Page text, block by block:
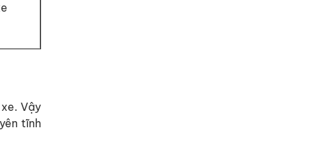
Vậy
tĩnh